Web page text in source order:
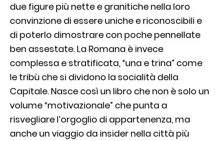
due figure più nette e granitiche nella loro
convinzione di essere uniche e riconoscibili e
di poterlo dimostrare con poche pennellate
ben assestate. La Romana è invece
complessa e stratificata, “una e trina” come
le tribù che si dividono la socialità della
Capitale. Nasce così un libro che non è solo un
volume “motivazionale” che punta a
risvegliare l’orgoglio di appartenenza, ma
anche un viaggio da insider nella città più